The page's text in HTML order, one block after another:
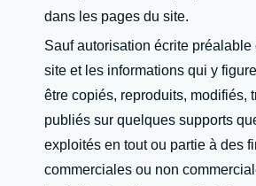
dans les pages du site.
Sauf autorisation écrite préalable
site et les informations qui y
être copiés, reproduits, modifiés,
publiés sur quelques supports
exploités en tout ou partie à des
commerciales ou non